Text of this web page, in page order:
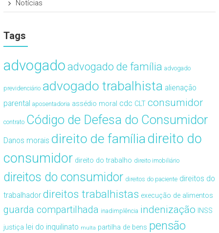
Notícias
Tags
advogado advogado de família advogado
previdenciário advogado trabalhista alienação
parental aposentadoria assédio moral cdc CLT consumidor
contrato Código de Defesa do Consumidor
Danos morais direito de famíliadireito do
consumidor direito do trabalho direito imobiliário
direitos do consumidor direitos do paciente direitos do
trabalhador direitos trabalhistas execução de alimentos
guarda compartilhada inadimplência indenização INSS
justiça lei do inquilinato multa partilha de bens pensão